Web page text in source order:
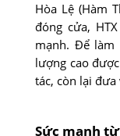
Hòa Lệ (Hàm
đóng cửa,
mạnh. Để làm
lượng cao
tác, còn lại đưa
Sức mạnh